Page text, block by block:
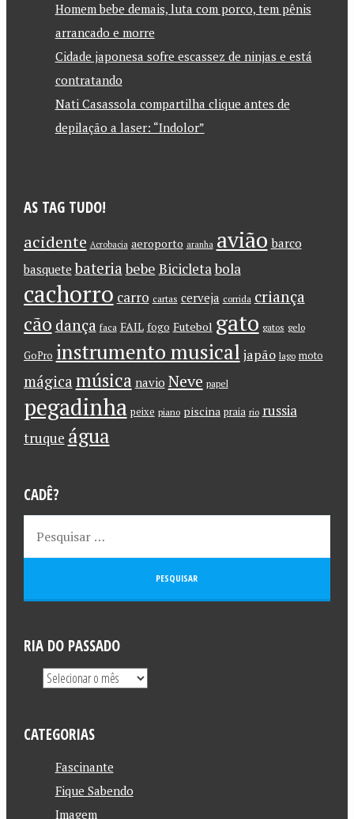
Homem bebe demais, luta com porco, tem pênis
arrancado e morre
Cidade japonesa sofre escassez de ninjas e está
contratando
Nati Casassola compartilha clique antes de
depilação a laser: “Indolor”
AS TAG TUDO!
acidente Acrobacia aeroporto aranha avião barco
basquete bateriabebe Bicicletabola
cachorro carro cartas cerveja corrida criança
cão dança faca FAIL fogo Futebol gato gatos gelo
GoPro instrumento musical japão lago moto
mágica música navio Neve papel
pegadinha peixe piano piscina praia rio russia
truque água
CADÊ?
RIA DO PASSADO
CATEGORIAS
Fascinante
Fique Sabendo
Imagem